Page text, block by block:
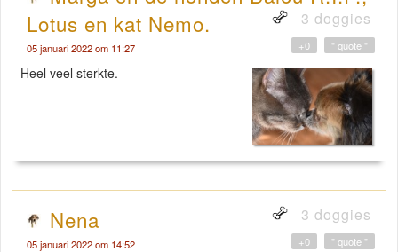
Lotus en kat Nemo.
3 doggies
05 januari 2022 om 11:27 " quote "
+0
Heel veel sterkte.
Nena 3 doggies
05 januari 2022 om 14:52 " quote "
+0